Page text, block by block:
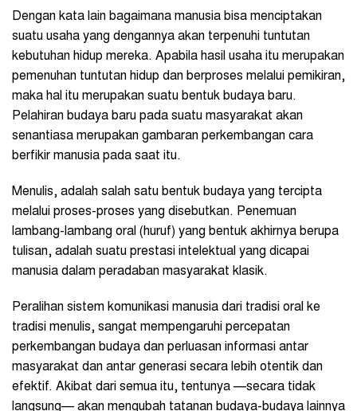
Dengan kata lain bagaimana manusia bisa menciptakan
suatu usaha yang dengannya akan terpenuhi tuntutan
kebutuhan hidup mereka. Apabila hasil usaha itu merupakan
pemenuhan tuntutan hidup dan berproses melalui pemikiran,
maka hal itu merupakan suatu bentuk budaya baru.
Pelahiran budaya baru pada suatu masyarakat akan
senantiasa merupakan gambaran perkembangan cara
berfikir manusia pada saat itu.
Menulis, adalah salah satu bentuk budaya yang tercipta
melalui proses-proses yang disebutkan. Penemuan
lambang-lambang oral (huruf) yang bentuk akhirnya berupa
tulisan, adalah suatu prestasi intelektual yang dicapai
manusia dalam peradaban masyarakat klasik.
Peralihan sistem komunikasi manusia dari tradisi oral ke
tradisi menulis, sangat mempengaruhi percepatan
perkembangan budaya dan perluasan informasi antar
masyarakat dan antar generasi secara lebih otentik dan
efektif. Akibat dari semua itu, tentunya —secara tidak
langsung— akan mengubah tatanan budaya-budaya lainnya